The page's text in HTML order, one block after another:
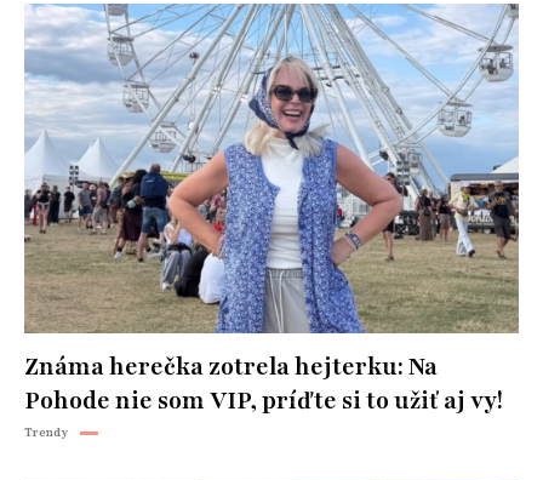
Známa herečka zotrela hejterku: Na
Pohode nie som VIP, príďte si to užiť aj vy!
Trendy